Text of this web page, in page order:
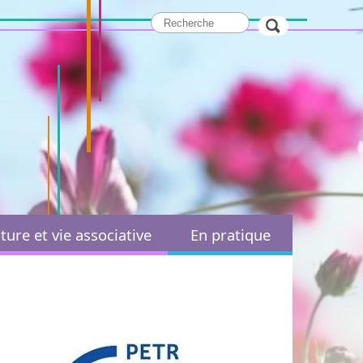
et vie associative En pratique
Actions sociales